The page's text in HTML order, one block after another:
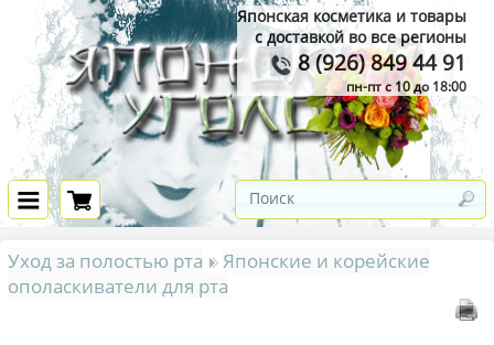
Японская косметика и товары
с доставкой во все регионы
8 (926) 849 44 91
пн-пт с 10 до 18:00
Уход за полостью рта
Японские и корейские
ополаскиватели для рта